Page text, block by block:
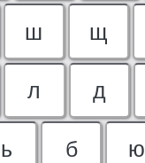
ш щ
л д
ь б ю